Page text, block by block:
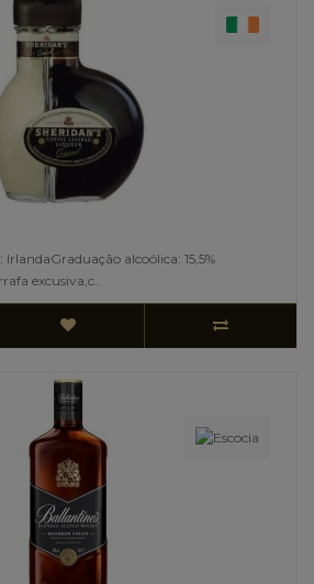
alcoólica: 15,5%
excusiva,c..